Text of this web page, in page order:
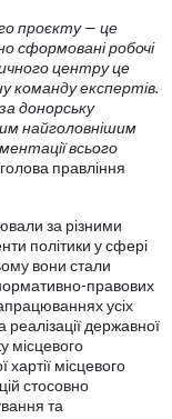
проєкту — це
сформовані робочі
центру це
команду експертів.
донорську
найголовнішим
всього
правління
за різними
політики у сфері
вони стали
правових
усіх
державної
місцевого
місцевого
стосовно
та